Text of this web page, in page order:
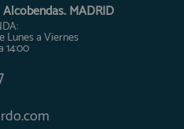
MADRID
Lunes a Viernes
14:00